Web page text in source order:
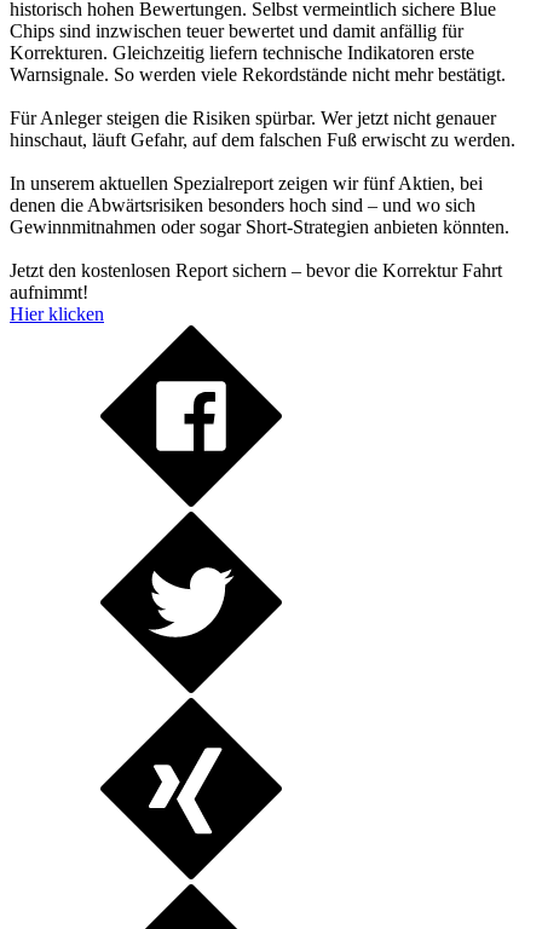
historisch hohen Bewertungen. Selbst vermeintlich sichere Blue
Chips sind inzwischen teuer bewertet und damit anfällig für
Korrekturen. Gleichzeitig liefern technische Indikatoren erste
Warnsignale. So werden viele Rekordstände nicht mehr bestätigt.
Für Anleger steigen die Risiken spürbar. Wer jetzt nicht genauer
hinschaut, läuft Gefahr, auf dem falschen Fuß erwischt zu werden.
In unserem aktuellen Spezialreport zeigen wir fünf Aktien, bei
denen die Abwärtsrisiken besonders hoch sind – und wo sich
Gewinnmitnahmen oder sogar Short-Strategien anbieten könnten.
Jetzt den kostenlosen Report sichern – bevor die Korrektur Fahrt
aufnimmt!
Hier klicken